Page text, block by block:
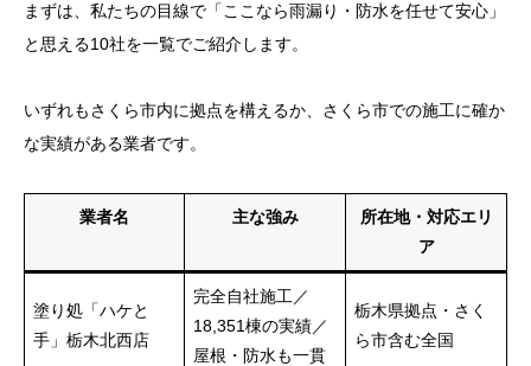
まずは、私たちの目線で「ここなら雨漏り・防水を任せて安心」
と思える10社を一覧でご紹介します。
いずれもさくら市内に拠点を構えるか、さくら市での施工に確か
な実績がある業者です。
業者名 主な強み
所在地・対応エリ
ア
塗り処「ハケと
手」栃木北西店
完全自社施工／
18,351棟の実績／
屋根・防水も一貫
栃木県拠点・さく
ら市含む全国